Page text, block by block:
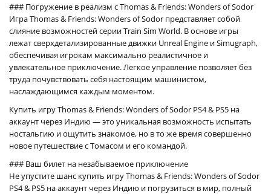
### Погружение в реализм с Thomas & Friends: Wonders of Sodor
Игра Thomas & Friends: Wonders of Sodor представляет собой
слияние возможностей серии Train Sim World. В основе игры
лежат сверхдетализированные движки Unreal Engine и Simugraph,
обеспечивая игрокам максимально реалистичное и
увлекательное приключение. Легкое управление позволяет без
труда почувствовать себя настоящим машинистом,
наслаждающимся каждым моментом.
Купить игру Thomas & Friends: Wonders of Sodor PS4 & PS5 на
аккаунт через Индию — это уникальная возможность испытать
ностальгию и ощутить знакомое, но в то же время совершенно
новое путешествие с Томасом и его командой.
### Ваш билет на незабываемое приключение
Не упустите шанс купить игру Thomas & Friends: Wonders of Sodor
PS4 & PS5 на аккаунт через Индию и погрузиться в мир, полный